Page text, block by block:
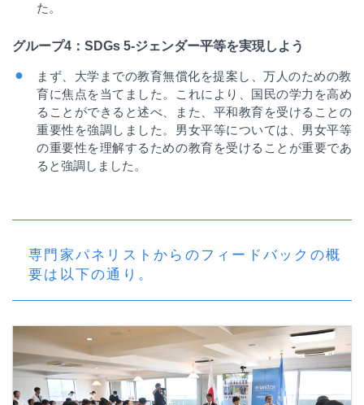
た。
グループ4 ： SDGs 5-ジェンダー平等を実現しよう
まず、大学までの教育無償化を提案し、万人のための教
育に焦点を当てました。これにより、国民の学力を高め
ることができると述べ、また、平和教育を受けることの
重要性を強調しました。男女平等については、男女平等
の重要性を理解するための教育を受けることが重要であ
ると強調しました。
専門家パネリストからのフィードバックの概
要は以下の通り。